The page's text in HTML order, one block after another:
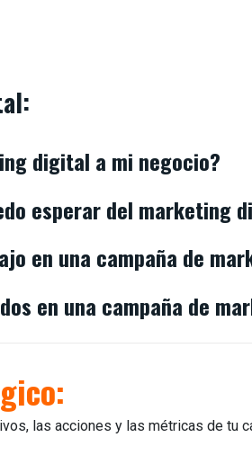
digital a mi negocio?
esperar del marketing
en una campaña de
en una campaña de
las acciones y las métricas de tu